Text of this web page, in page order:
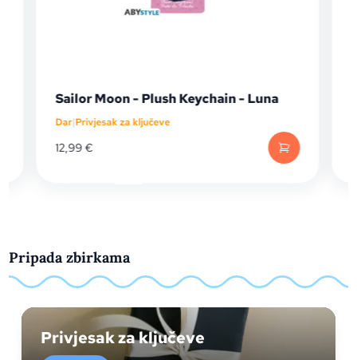
Sailor Moon - Plush Keychain - Luna
Dar|Privjesak za ključeve
12,99€
Pripada zbirkama
Privjesak za ključeve